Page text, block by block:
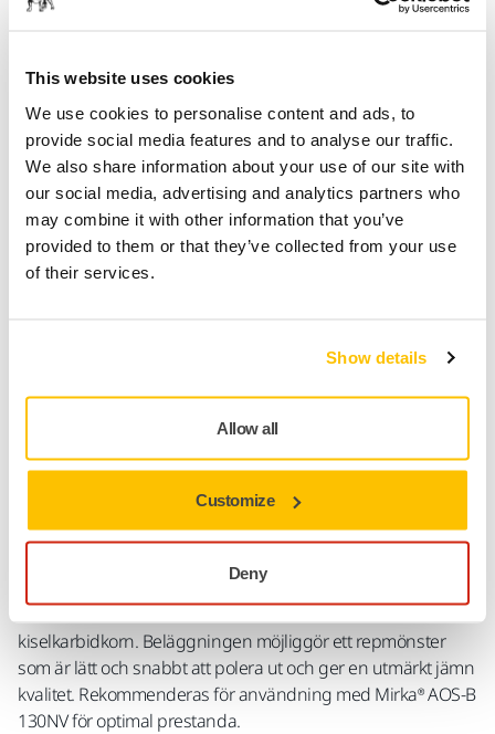
This website uses cookies
We use cookies to personalise content and ads, to
provide social media features and to analyse our traffic.
We also share information about your use of our site with
our social media, advertising and analytics partners who
may combine it with other information that you’ve
provided to them or that they’ve collected from your use
of their services.
Show details
Allow all
Customize
Deny
Snabb leverans
Fri frakt över 49.90€ inkl.moms
Säker kortbetalning
Uppföljning av försändelse
Gör en retur enkelt på www.mirka.com/sv-
Teknisk specifikation
Iridium® SR är ett förstklassigt slipmaterial för finslipning
med en stabil och robust baksida och effektiva
kiselkarbidkorn. Beläggningen möjliggör ett repmönster
som är lätt och snabbt att polera ut och ger en utmärkt jämn
kvalitet. Rekommenderas för användning med Mirka® AOS-B
130NV för optimal prestanda.